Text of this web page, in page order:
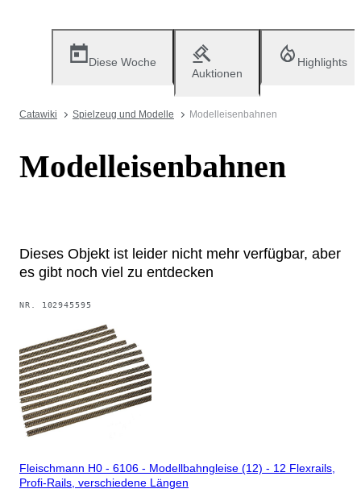
Diese Woche
Auktionen
Highlights
Catawiki Spielzeug und Modelle Modelleisenbahnen
Modelleisenbahnen
Dieses Objekt ist leider nicht mehr verfügbar, aber
es gibt noch viel zu entdecken
NR. 102945595
Fleischmann H0 - 6106 - Modellbahngleise (12) - 12 Flexrails,
Profi-Rails, verschiedene Längen